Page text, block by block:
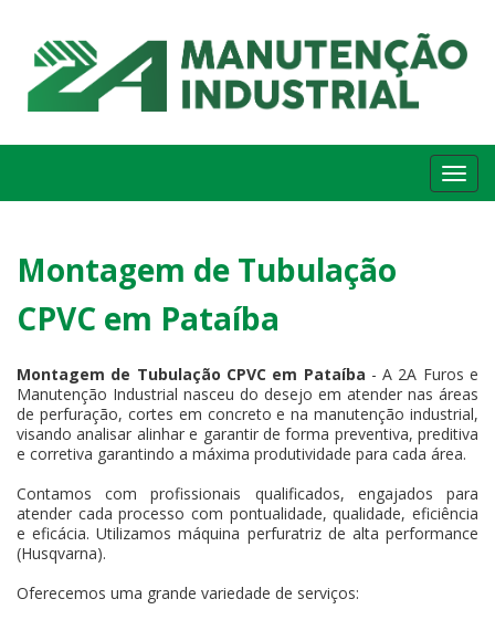
Montagem de Tubulação
CPVC em Pataíba
Montagem de Tubulação CPVC em Pataíba - A 2A Furos e
Manutenção Industrial nasceu do desejo em atender nas áreas
de perfuração, cortes em concreto e na manutenção industrial,
visando analisar alinhar e garantir de forma preventiva, preditiva
e corretiva garantindo a máxima produtividade para cada área.
Contamos com profissionais qualificados, engajados para
atender cada processo com pontualidade, qualidade, eficiência
e eficácia. Utilizamos máquina perfuratriz de alta performance
(Husqvarna).
Oferecemos uma grande variedade de serviços: